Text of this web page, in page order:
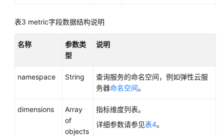
黎、
姆
丹
表3 metric字段数据结构说明
名称
参数类
型
说明
namespace String
查询服务的命名空间，例如弹性云服
务器命名空间。
dimensions
Array
of
objects
指标维度列表。
详细参数请参见表4。